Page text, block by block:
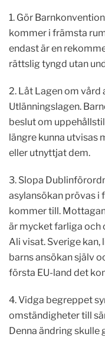
1. Gör
kommer i främsta
endast är en
rättslig tyngd utan
2. Låt Lagen om vård
Utlänningslagen.
beslut om
längre kunna utvisas
eller utnyttjat dem.
3. Slopa
asylansökan prövas i
kommer till.
är mycket farliga och
Ali visat. Sverige kan,
barns ansökan själv
första EU-land det
4. Vidga begreppet
omständigheter till
Denna ändring skulle